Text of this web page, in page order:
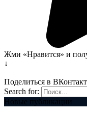
Жми «Нравится» и
↓
Поделиться в
Search for:
Новые публикации